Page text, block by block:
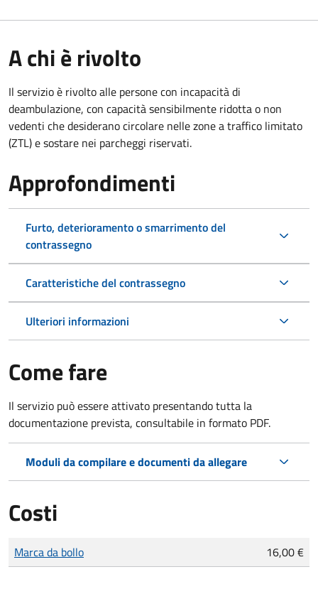
A chi è rivolto
Il servizio è rivolto alle persone con incapacità di
deambulazione, con capacità sensibilmente ridotta o non
vedenti che desiderano circolare nelle zone a traffico limitato
(ZTL) e sostare nei parcheggi riservati.
Approfondimenti
Furto, deterioramento o smarrimento del
contrassegno
Caratteristiche del contrassegno
Ulteriori informazioni
Come fare
Il servizio può essere attivato presentando tutta la
documentazione prevista, consultabile in formato PDF.
Moduli da compilare e documenti da allegare
Costi
Tipo di pagamento
Importo
Marca da bollo 16,00 €